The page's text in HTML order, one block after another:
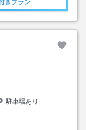
きプラン
駐車場あり